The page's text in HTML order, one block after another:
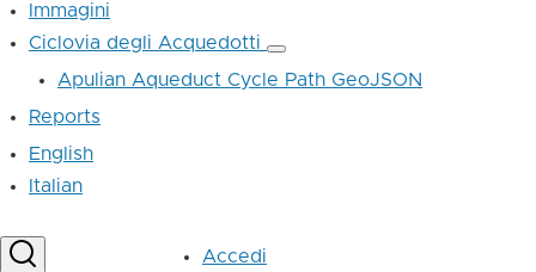
Immagini
Ciclovia degli Acquedotti
Ciclovia
degli
Acquedotti
Apulian Aqueduct Cycle Path GeoJSON
Reports
English
Italian
UserAccedi